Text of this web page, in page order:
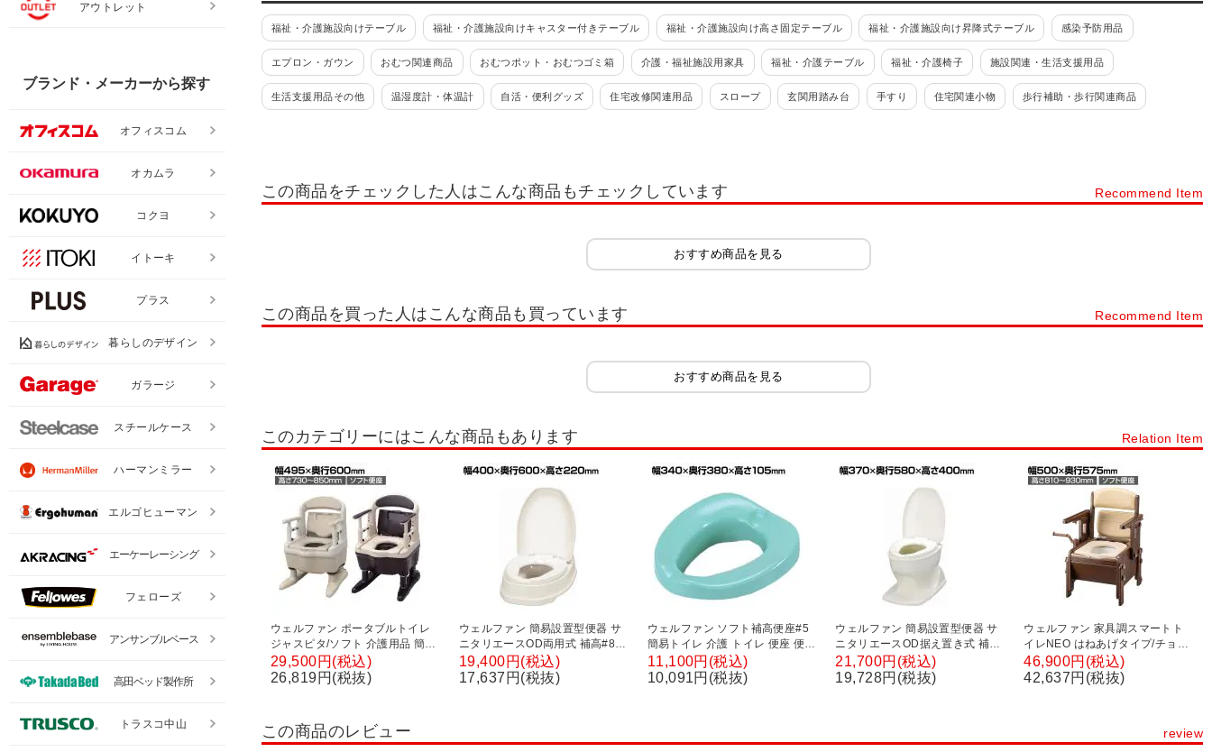
福祉・介護施設向けテーブル 福祉・介護施設向けキャスター付きテーブル 福祉・介護施設向け高さ固定テーブル 福祉・介護施設向け昇降式テーブル 感染予防用品
エプロン・ガウン おむつ関連商品 おむつポット・おむつゴミ箱 介護・福祉施設用家具 福祉・介護テーブル 福祉・介護椅子 施設関連・生活支援用品
生活支援用品その他 温湿度計・体温計 自活・便利グッズ 住宅改修関連用品 スロープ 玄関用踏み台 手すり 住宅関連小物 歩行補助・歩行関連商品
簡易設置型便座
この商品をチェックした人はこんな商品もチェックしています Recommend Item
おすすめ商品を見る
この商品を買った人はこんな商品も買っています Recommend Item
おすすめ商品を見る
このカテゴリーにはこんな商品もあります Relation Item
ウェルファン ポータブルトイレ
ジャスピタ/ソフト 介護用品 簡易
トイレ 簡単トイレ 排泄関連 非常
用 介助 高齢者 防災 災害 抗菌加
29,500円(税込)
26,819円(税抜)
ウェルファン 簡易設置型便器 サ
ニタリエースOD両用式 補高#8/
アイボリー 和式トイレを洋式に
簡易トイレ 介護 トイレ 便座 便座
19,400円(税込)
17,637円(税抜)
ウェルファン ソフト補高便座#5
簡易トイレ 介護 トイレ 便座 便座
クッション 介護用品 座面50mm
高い
11,100円(税込)
10,091円(税抜)
ウェルファン 簡易設置型便器 サ
ニタリエースOD据え置き式 補高
#8/アイボリー 和式トイレを洋式
に 簡易トイレ 介護 トイレ 便座
21,700円(税込)
19,728円(税抜)
ウェルファン 家具調スマートト
イレNEO はねあげタイプ/チョコ
レートブラウン/ソフト便座 介護
ポータブルトイレ 家具調 在宅介
46,900円(税込)
42,637円(税抜)
この商品のレビュー review
アウトレット
ブランド・メーカーから探す
オフィスコム
オカムラ
コクヨ
イトーキ
プラス
暮らしのデザイン
ガラージ
スチールケース
ハーマンミラー
エルゴヒューマン
エーケーレーシング
フェローズ
アンサンブルベース
高田ベッド製作所
トラスコ中山